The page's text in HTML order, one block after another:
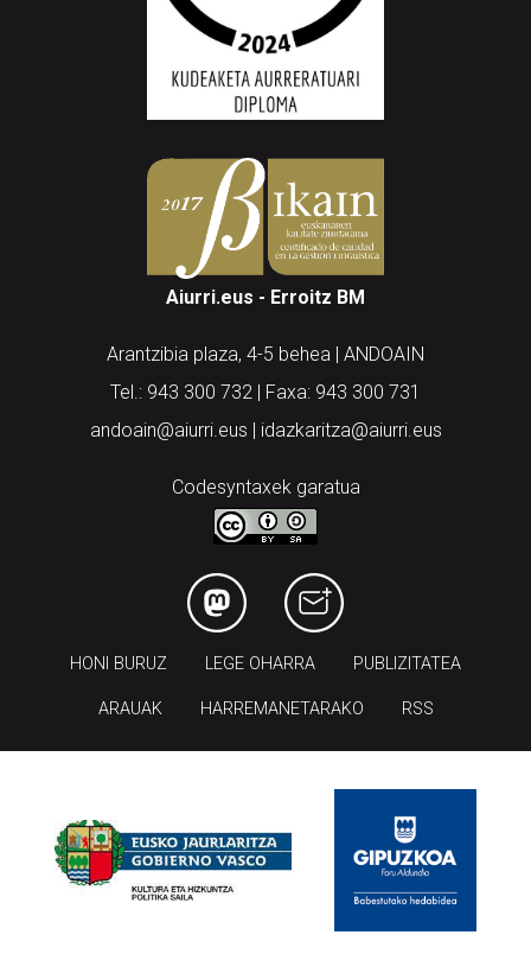
Aiurri.eus - Erroitz BM
Arantzibia plaza, 4-5 behea | ANDOAIN
Tel.: 943 300 732 | Faxa: 943 300 731
andoain@aiurri.eus | idazkaritza@aiurri.eus
Codesyntaxek garatua
HONI BURUZ LEGE OHARRA PUBLIZITATEA
ARAUAK HARREMANETARAKO RSS